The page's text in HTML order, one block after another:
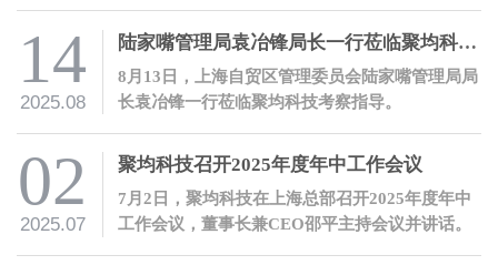
14
2025.08
陆家嘴管理局袁冶锋局长一行莅临聚均科技考察指导
8月13日，上海自贸区管理委员会陆家嘴管理局局
长袁冶锋一行莅临聚均科技考察指导。
02
2025.07
聚均科技召开2025年度年中工作会议
7月2日，聚均科技在上海总部召开2025年度年中
工作会议，董事长兼CEO邵平主持会议并讲话。